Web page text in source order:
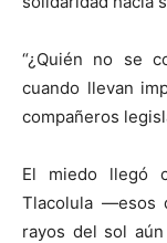
“¿Quién no se
cuando llevan
compañeros
El miedo llegó
Tlacolula —esos
rayos del sol